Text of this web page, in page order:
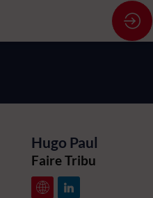
Hugo Paul
Faire Tribu